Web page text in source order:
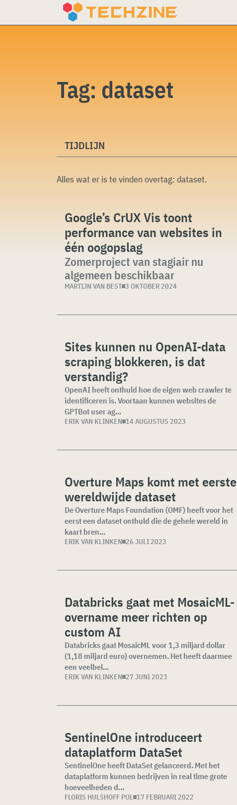
Tag: dataset
TIJDLIJN
Alles wat er is te vinden overtag: dataset.
Google’s CrUX Vis toont
performance van websites in
één oogopslag
Zomerproject van stagiair nu
algemeen beschikbaar
MARTIJN VAN BEST 3 OKTOBER 2024
Sites kunnen nu OpenAI-data
scraping blokkeren, is dat
verstandig?
OpenAI heeft onthuld hoe de eigen web crawler te
identificeren is. Voortaan kunnen websites de
GPTBot user ag...
ERIK VAN KLINKEN 14 AUGUSTUS 2023
Overture Maps komt met eerste
wereldwijde dataset
De Overture Maps Foundation (OMF) heeft voor het
eerst een dataset onthuld die de gehele wereld in
kaart bren...
ERIK VAN KLINKEN 26 JULI 2023
Databricks gaat met MosaicML-
overname meer richten op
custom AI
Databricks gaat MosaicML voor 1,3 miljard dollar
(1,18 miljard euro) overnemen. Het heeft daarmee
een veelbel...
ERIK VAN KLINKEN 27 JUNI 2023
SentinelOne introduceert
dataplatform DataSet
SentinelOne heeft DataSet gelanceerd. Met het
dataplatform kunnen bedrijven in real time grote
hoeveelheden d...
FLORIS HULSHOFF POL 17 FEBRUARI 2022